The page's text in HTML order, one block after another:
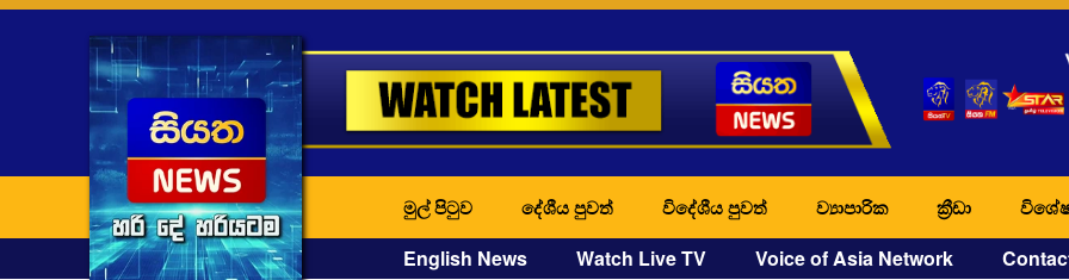
මුල් පිටුව දේශීය පුවත් විදේශීය පුවත් ව්‍යාපාරික ක්‍රීඩා
English News Watch Live TV Voice of Asia Network